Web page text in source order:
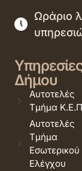
Ωράριο
Δήμου
Αυτοτελές
Τμήμα
Αυτοτελές
Τμήμα
Εσωτερικού
Ελέγχου